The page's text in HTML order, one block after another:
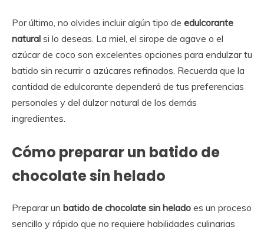
Por último, no olvides incluir algún tipo de edulcorante
natural si lo deseas. La miel, el sirope de agave o el
azúcar de coco son excelentes opciones para endulzar tu
batido sin recurrir a azúcares refinados. Recuerda que la
cantidad de edulcorante dependerá de tus preferencias
personales y del dulzor natural de los demás
ingredientes.
Cómo preparar un batido de
chocolate sin helado
Preparar un batido de chocolate sin helado es un proceso
sencillo y rápido que no requiere habilidades culinarias